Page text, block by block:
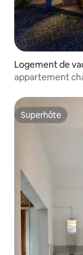
Logement de
appartement
Superhôte
Superhôte